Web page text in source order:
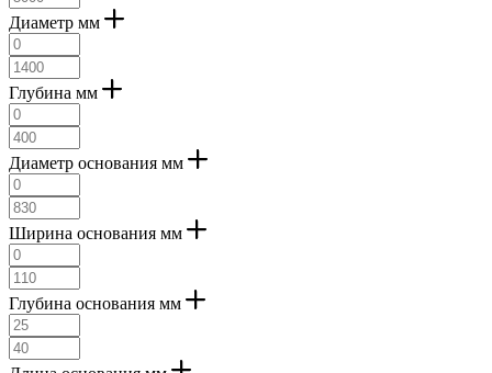
Диаметр мм
Глубина мм
Диаметр основания мм
Ширина основания мм
Глубина основания мм